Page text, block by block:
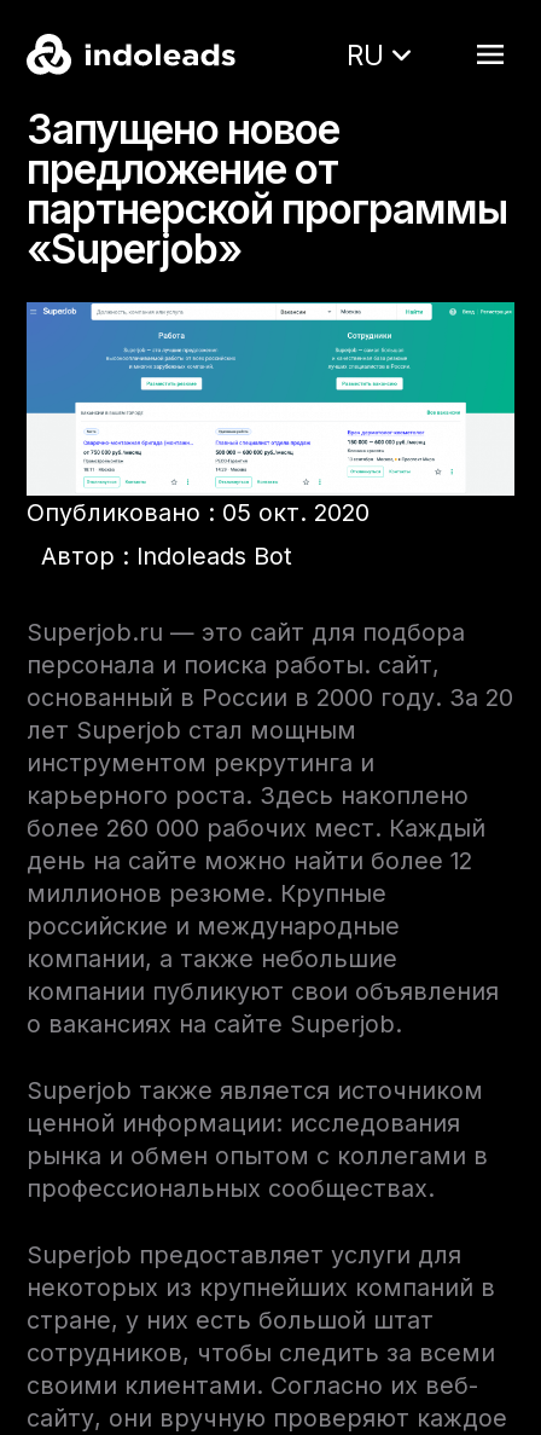
RU
Запущено новое
предложение от
партнерской программы
«Superjob»
Опубликовано : 05 окт. 2020
Автор : Indoleads Bot
Superjob.ru — это сайт для подбора
персонала и поиска работы. сайт,
основанный в России в 2000 году. За 20
лет Superjob стал мощным
инструментом рекрутинга и
карьерного роста. Здесь накоплено
более 260 000 рабочих мест. Каждый
день на сайте можно найти более 12
миллионов резюме. Крупные
российские и международные
компании, а также небольшие
компании публикуют свои объявления
о вакансиях на сайте Superjob.
Superjob также является источником
ценной информации: исследования
рынка и обмен опытом с коллегами в
профессиональных сообществах.
Superjob предоставляет услуги для
некоторых из крупнейших компаний в
стране, у них есть большой штат
сотрудников, чтобы следить за всеми
своими клиентами. Согласно их веб-
сайту, они вручную проверяют каждое